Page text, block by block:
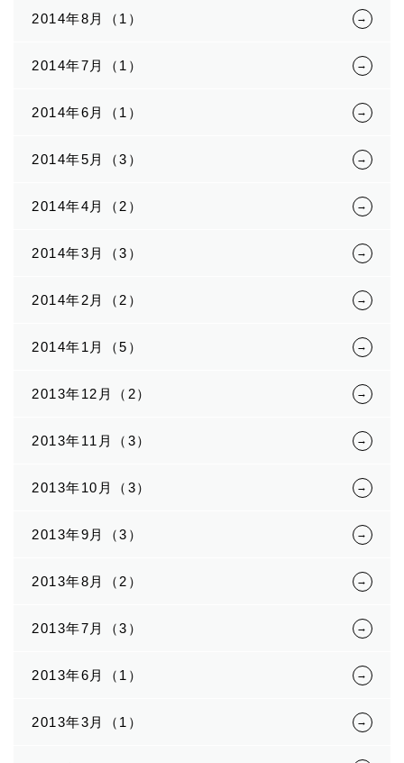
2014年8月（1）
2014年7月（1）
2014年6月（1）
2014年5月（3）
2014年4月（2）
2014年3月（3）
2014年2月（2）
2014年1月（5）
2013年12月（2）
2013年11月（3）
2013年10月（3）
2013年9月（3）
2013年8月（2）
2013年7月（3）
2013年6月（1）
2013年3月（1）